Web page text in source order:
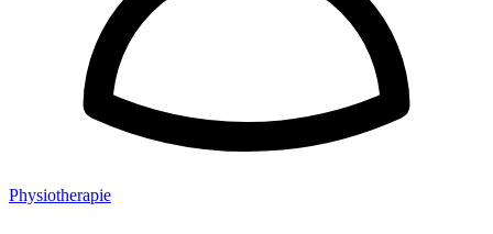
Physiotherapie